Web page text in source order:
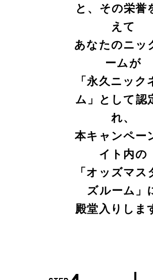
と、 その栄誉
えて
あなたのニッ
ームが
「永久ニック
ム」として認
れ、
本キャンペー
イト内の
「オッズマス
ズルーム」
殿堂入りしま